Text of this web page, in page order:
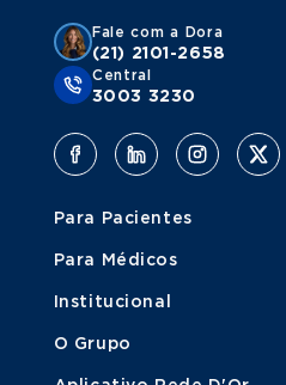
Fale com a Dora
(21) 2101-2658
Central
3003 3230
Para Pacientes
Para Médicos
Institucional
O Grupo